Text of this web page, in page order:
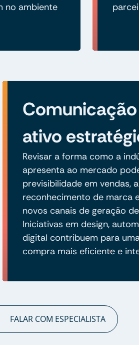
no ambiente
ativo
Revisar a forma como a
apresenta ao mercado
previsibilidade em vendas,
reconhecimento de marca
novos canais de geração
Iniciativas em design,
digital contribuem para
compra mais eficiente e
FALAR COM ESPECIALISTA